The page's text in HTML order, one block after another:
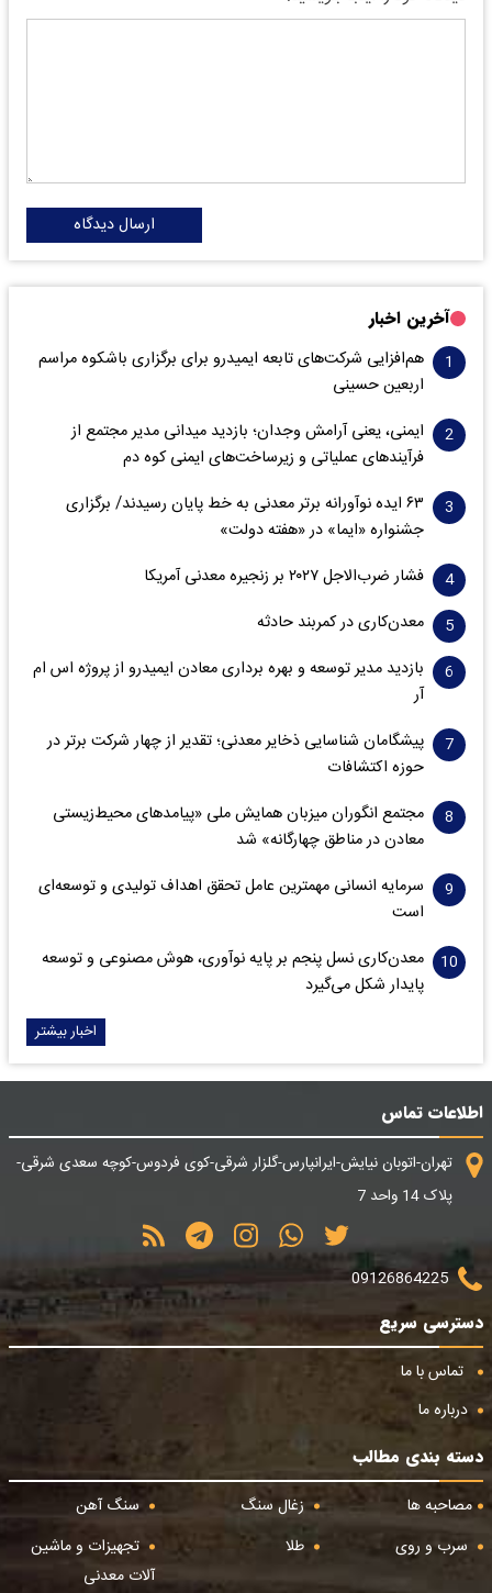
ارسال دیدگاه
آخرین اخبار
هم‌افزایی شرکت‌های تابعه ایمیدرو برای برگزاری باشکوه مراسم
اربعین حسینی
ایمنی، یعنی آرامش وجدان؛ بازدید میدانی مدیر مجتمع از
فرآیندهای عملیاتی و زیرساخت‌های ایمنی کوه دم
۶۳ ایده نوآورانه برتر معدنی به خط پایان رسیدند/ برگزاری
جشنواره «ایما» در «هفته دولت»
فشار ضرب‌الاجل ۲۰۲۷ بر زنجیره معدنی آمریکا
معدن‌کاری در کمربند حادثه
بازدید مدیر توسعه و بهره برداری معادن ایمیدرو از پروژه اس ام
آر
پیشگامان شناسایی ذخایر معدنی؛ تقدیر از چهار شرکت برتر در
حوزه اکتشافات‌
مجتمع انگوران میزبان همایش ملی «پیامدهای محیط‌زیستی
معادن در مناطق چهارگانه» شد
سرمایه انسانی مهمترین عامل تحقق اهداف تولیدی و توسعه‌ای
است
معدن‌کاری نسل پنجم بر پایه نوآوری، هوش مصنوعی و توسعه
پایدار شکل می‌گیرد
اخبار بیشتر
اطلاعات تماس
تهران-اتوبان نیایش-ایرانپارس-گلزار شرقی-کوی فردوس-کوچه سعدی شرقی-
پلاک 14 واحد 7
09126864225
دسترسی سریع
تماس با ما
درباره ما
دسته بندی مطالب
مصاحبه ها
زغال سنگ
سنگ آهن
سرب و روی
طلا
تجهیزات و ماشین
آلات معدنی